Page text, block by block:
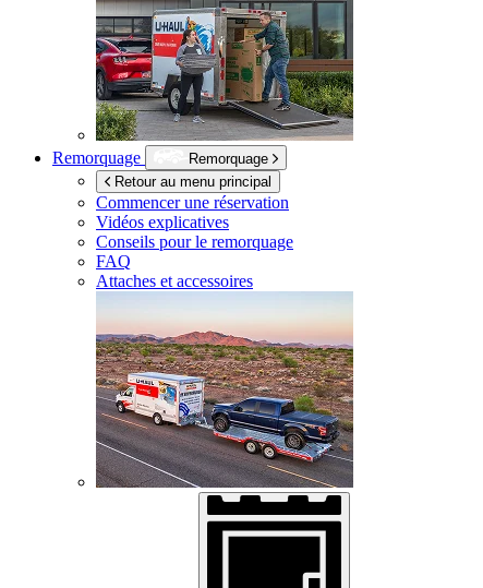
Remorquage
Remorquage
Retour au menu principal
Commencer une réservation
Vidéos explicatives
Conseils pour le remorquage
FAQ
Attaches et accessoires